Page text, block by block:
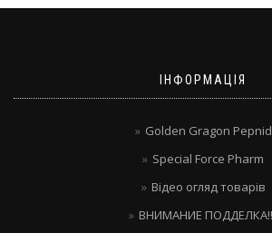
ІНФОРМАЦІЯ
Golden Gragon Pepnid
Special Force Pharm
Відео огляд товарів
ВНИМАНИЕ